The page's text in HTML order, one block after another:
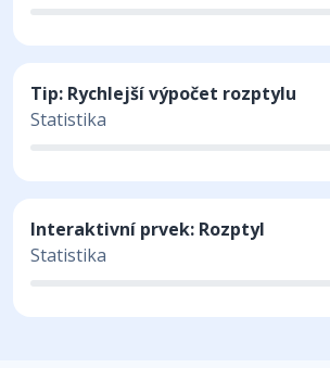
Tip: Rychlejší výpočet rozptylu
Statistika
Interaktivní prvek: Rozptyl
Statistika